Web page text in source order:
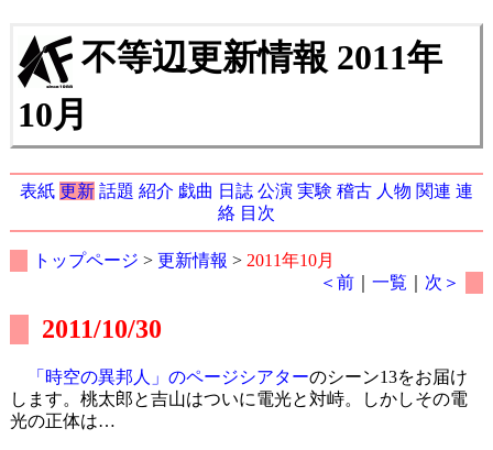
不等辺更新情報 2011年
10月
表紙 更新 話題 紹介 戯曲 日誌 公演 実験 稽古 人物 関連 連
絡 目次
トップページ > 更新情報 > 2011年10月
＜前 ｜一覧 次＞
2011/10/30
「時空の異邦人」のページシアターのシーン13をお届け
します。桃太郎と吉山はついに電光と対峙。しかしその電
光の正体は…